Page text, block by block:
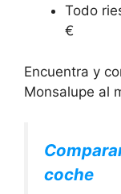
Todo
€
Encuentra y
Monsalupe al
coche